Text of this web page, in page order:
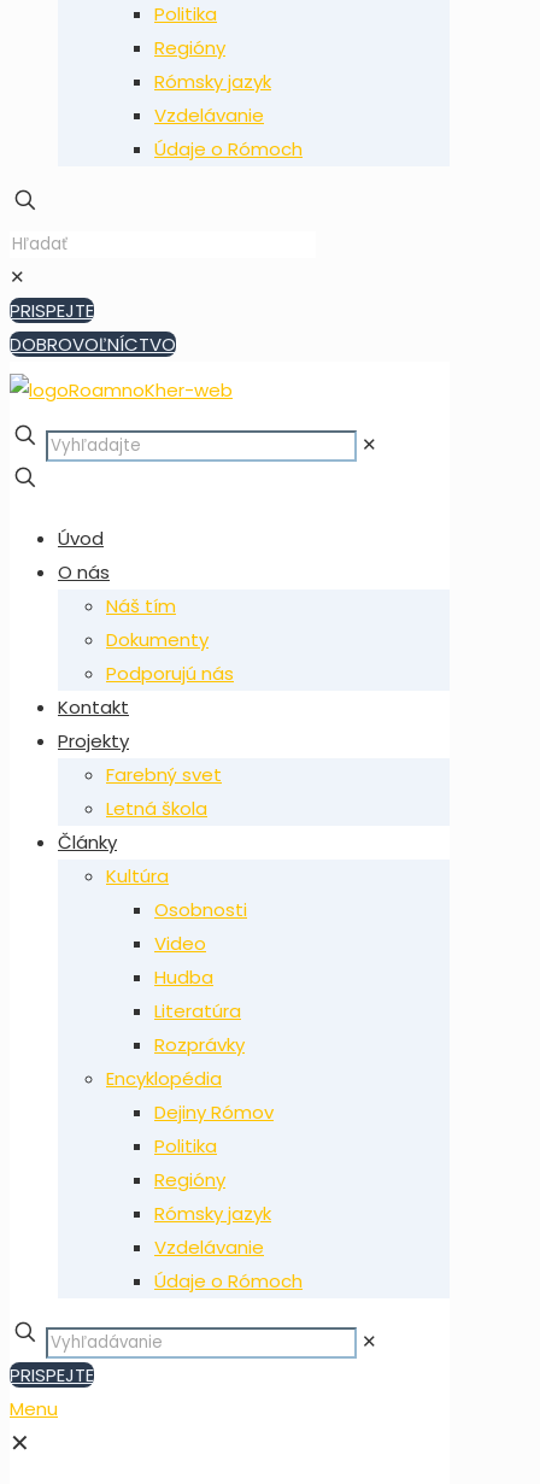
Politika
Regióny
Rómsky jazyk
Vzdelávanie
Údaje o Rómoch
✕
PRISPEJTE
DOBROVOĽNÍCTVO
✕
Úvod
O nás
Náš tím
Dokumenty
Podporujú nás
Kontakt
Projekty
Farebný svet
Letná škola
Články
Kultúra
Osobnosti
Video
Hudba
Literatúra
Rozprávky
Encyklopédia
Dejiny Rómov
Politika
Regióny
Rómsky jazyk
Vzdelávanie
Údaje o Rómoch
✕
PRISPEJTE
Menu
✕